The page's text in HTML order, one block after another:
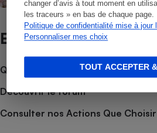
changer d’avis à tout moment en
les traceurs » en bas de chaque page.
Politique de confidentialité mise à jour
Personnaliser mes choix
TOUT ACCEPTER
Et aussi
Que faire en cas de litige ?
Découvrir le forum
Consulter nos Actions Que